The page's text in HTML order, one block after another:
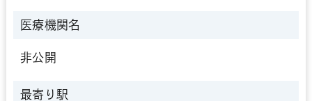
医療機関名
非公開
最寄り駅